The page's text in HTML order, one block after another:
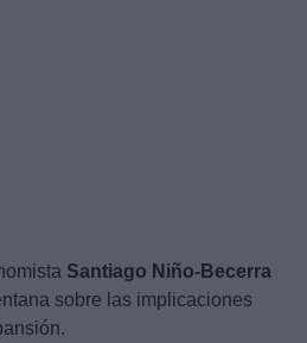
Santiago Niño-Becerra
sobre las implicaciones